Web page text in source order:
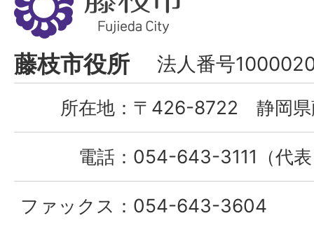
枝
市
Fujieda
City
藤枝市役所 法人番号
所在地： 〒426-8722 静岡県
電話： 054-643-3111（代
ファックス： 054-643-3604